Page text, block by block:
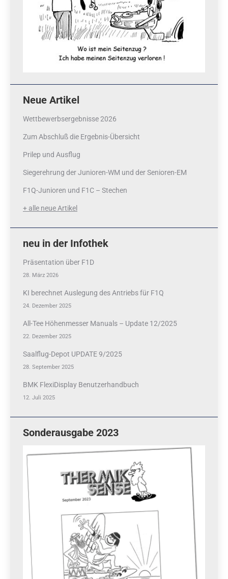
Neue Artikel
Wettbewerbsergebnisse 2026
Zum Abschluß die Ergebnis-Übersicht
Prilep und Ausflug
Siegerehrung der Junioren-WM und der Senioren-EM
F1Q-Junioren und F1C – Stechen
+ alle neue Artikel
neu in der Infothek
Präsentation über F1D
28. März 2026
KI berechnet Auslegung des Antriebs für F1Q
24. Dezember 2025
All-Tee Höhenmesser Manuals – Update 12/2025
22. Dezember 2025
Saalflug-Depot UPDATE 9/2025
28. September 2025
BMK FlexiDisplay Benutzerhandbuch
12. Juli 2025
Sonderausgabe 2023